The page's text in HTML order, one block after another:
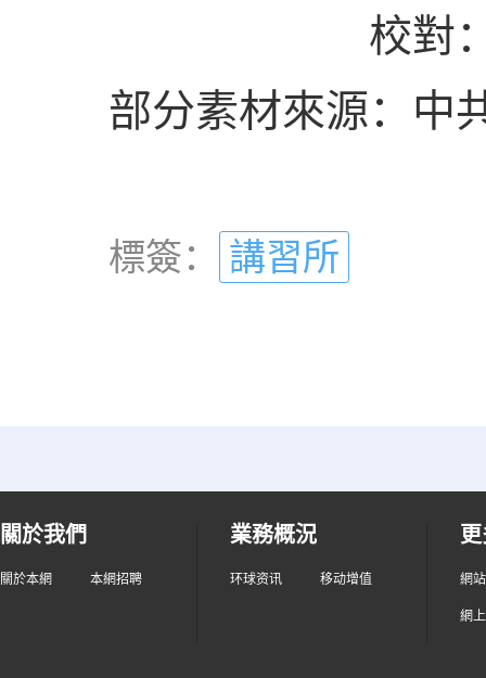
校對
部分素材來源：中
標簽： 講習所
關於我們
關於本網 本網招聘
業務概況
环球资讯 移动增值 網
網